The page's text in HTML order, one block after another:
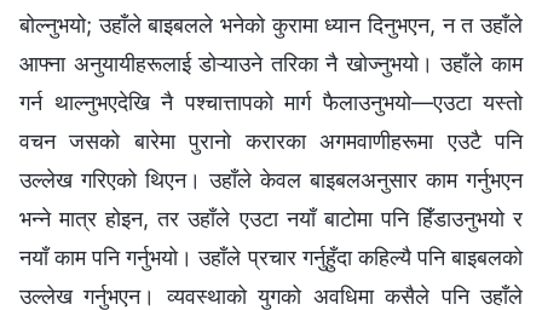
बोल्नुभयो; उहाँले बाइबलले भनेको कुरामा ध्यान दिनुभएन, न त उहाँले
आफ्ना अनुयायीहरूलाई डोऱ्याउने तरिका नै खोज्नुभयो। उहाँले काम
गर्न थाल्नुभएदेखि नै पश्चात्तापको मार्ग फैलाउनुभयो—एउटा यस्तो
वचन जसको बारेमा पुरानो करारका अगमवाणीहरूमा एउटै पनि
उल्लेख गरिएको थिएन। उहाँले केवल बाइबलअनुसार काम गर्नुभएन
भन्ने मात्र होइन, तर उहाँले एउटा नयाँ बाटोमा पनि हिँडाउनुभयो र
नयाँ काम पनि गर्नुभयो। उहाँले प्रचार गर्नुहुँदा कहिल्यै पनि बाइबलको
उल्लेख गर्नुभएन। व्यवस्थाको युगको अवधिमा कसैले पनि उहाँले